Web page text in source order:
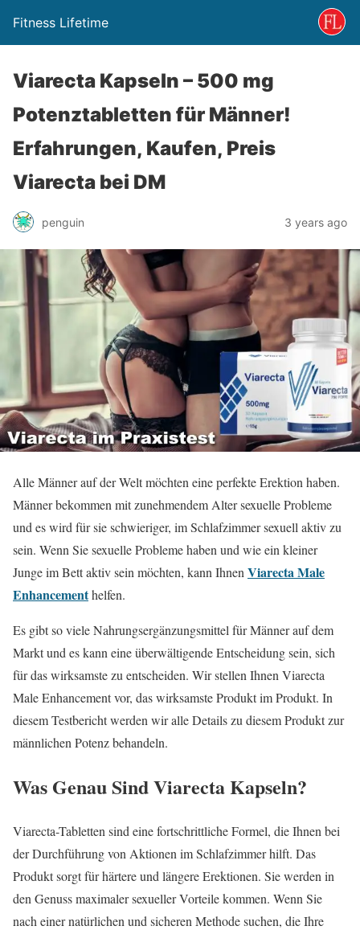
Fitness Lifetime
Viarecta Kapseln – 500 mg
Potenztabletten für Männer!
Erfahrungen, Kaufen, Preis
Viarecta bei DM
penguin 3 years ago
Alle Männer auf der Welt möchten eine perfekte Erektion haben.
Männer bekommen mit zunehmendem Alter sexuelle Probleme
und es wird für sie schwieriger, im Schlafzimmer sexuell aktiv zu
sein. Wenn Sie sexuelle Probleme haben und wie ein kleiner
Junge im Bett aktiv sein möchten, kann Ihnen Viarecta Male
Enhancementhelfen.
Es gibt so viele Nahrungsergänzungsmittel für Männer auf dem
Markt und es kann eine überwältigende Entscheidung sein, sich
für das wirksamste zu entscheiden. Wir stellen Ihnen Viarecta
Male Enhancement vor, das wirksamste Produkt im Produkt. In
diesem Testbericht werden wir alle Details zu diesem Produkt zur
männlichen Potenz behandeln.
Was Genau Sind Viarecta Kapseln?
Viarecta-Tabletten sind eine fortschrittliche Formel, die Ihnen bei
der Durchführung von Aktionen im Schlafzimmer hilft. Das
Produkt sorgt für härtere und längere Erektionen. Sie werden in
den Genuss maximaler sexueller Vorteile kommen. Wenn Sie
nach einer natürlichen und sicheren Methode suchen, die Ihre